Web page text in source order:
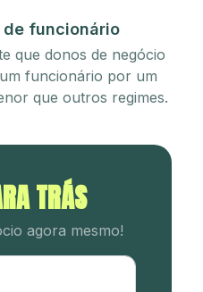
funcionário
que donos de negócio
funcionário por um
que outros regimes.
TRÁS
agora mesmo!